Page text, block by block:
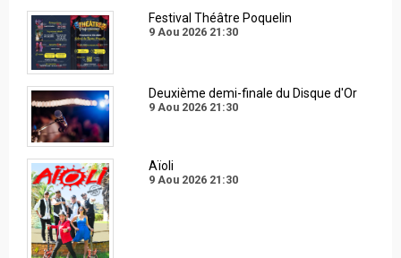
Festival Théâtre Poquelin
9 Aou 2026 21:30
Deuxième demi-finale du Disque d'Or
9 Aou 2026 21:30
Aïoli
9 Aou 2026 21:30